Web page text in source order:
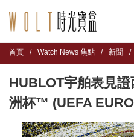
首頁 / Watch News 焦點 / 新聞 /
HUBLOT宇舶表見
洲杯™ (UEFA